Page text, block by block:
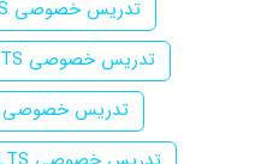
تدریس خصوصی IELTS گلشهر کرج
تدریس خصوصی IELTS محمدشهر کرج
تدریس خصوصی IELTS اشتهارد